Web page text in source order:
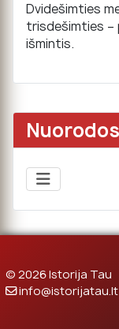
Dvidešimties
trisdešimties –
išmintis.
Nuorodos
© 2026 Istorija Tau
info@istorijatau.lt